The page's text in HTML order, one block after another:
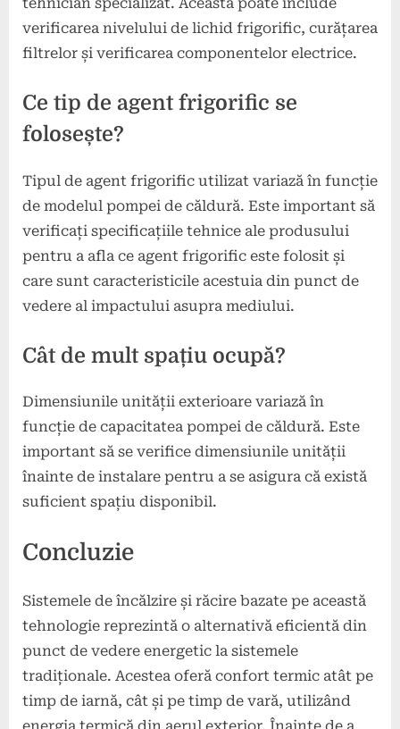
verificarea nivelului de lichid frigorific, curățarea
filtrelor și verificarea componentelor electrice.
Ce tip de agent frigorific se
folosește?
Tipul de agent frigorific utilizat variază în funcție
de modelul pompei de căldură. Este important să
verificați specificațiile tehnice ale produsului
pentru a afla ce agent frigorific este folosit și
care sunt caracteristicile acestuia din punct de
vedere al impactului asupra mediului.
Cât de mult spațiu ocupă?
Dimensiunile unității exterioare variază în
funcție de capacitatea pompei de căldură. Este
important să se verifice dimensiunile unității
înainte de instalare pentru a se asigura că există
suficient spațiu disponibil.
Concluzie
Sistemele de încălzire și răcire bazate pe această
tehnologie reprezintă o alternativă eficientă din
punct de vedere energetic la sistemele
tradiționale. Acestea oferă confort termic atât pe
timp de iarnă, cât și pe timp de vară, utilizând